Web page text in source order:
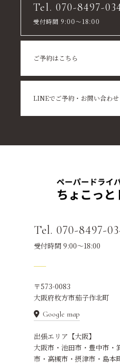
Tel. 070-8497-
受付時間 9:00～18:00
ご予約はこちら
LINEでご予約・お問い合わせ
Tel. 070-8497-
受付時間 9:00～18:00
〒573-0083
大阪府枚方市茄子作北町
Google map
出張エリア【大阪】
大阪市・池田市・豊中市・
市・高槻市・摂津市・島本